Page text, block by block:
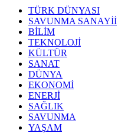
TÜRK DÜNYASI
SAVUNMA SANAYİİ
BİLİM
TEKNOLOJİ
KÜLTÜR
SANAT
DÜNYA
EKONOMİ
ENERJİ
SAĞLIK
SAVUNMA
YAŞAM